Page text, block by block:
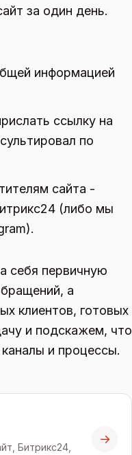
за один день.
информацией
ссылку на
по
сайта -
(либо мы
себя первичную
а
клиентов, готовых
и подскажем, что
и процессы.
Битрикс24,
→